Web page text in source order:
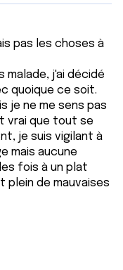
pas les choses à
malade, j'ai décidé
quoique ce soit.
je ne me sens pas
vrai que tout se
je suis vigilant à
mais aucune
fois à un plat
plein de mauvaises